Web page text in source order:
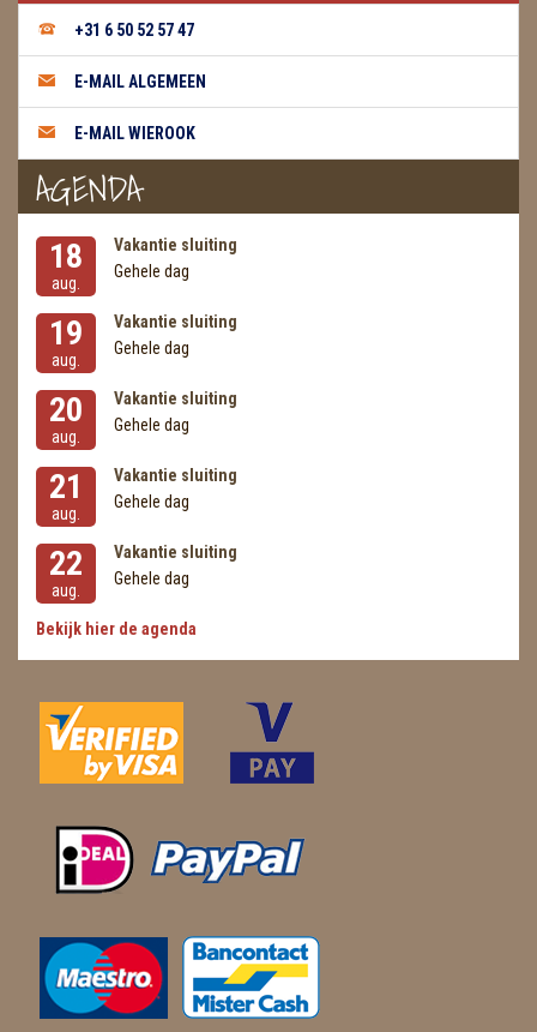
+31 6 50 52 57 47
E-MAIL ALGEMEEN
E-MAIL WIEROOK
AGENDA
18
aug.
Vakantie sluiting
Gehele dag
19
aug.
Vakantie sluiting
Gehele dag
20
aug.
Vakantie sluiting
Gehele dag
21
aug.
Vakantie sluiting
Gehele dag
22
aug.
Vakantie sluiting
Gehele dag
Bekijk hier de agenda